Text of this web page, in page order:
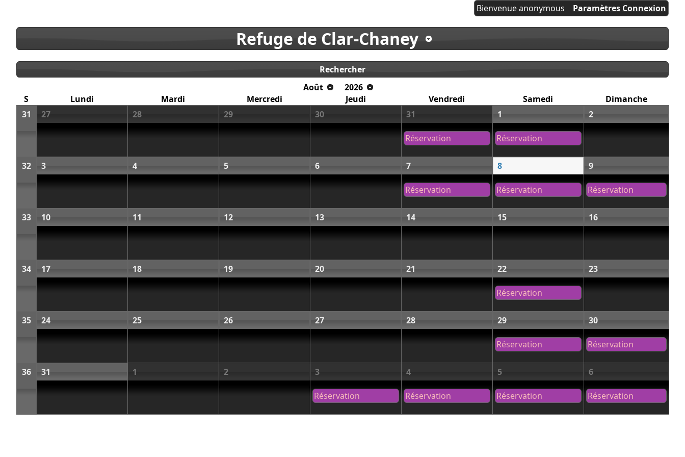
Bienvenue anonymous Paramètres Connexion
Refuge de Clar-Chaney
Rechercher
Août
2026
S
Lundi Mardi Mercredi Jeudi Vendredi Samedi
Dimanche
31
27 28 29 30 31
Réservation
1
Réservation
2
32 3 4 5 6 7
Réservation
8
Réservation
9
Réservation
33 10 11 12 13 14 15 16
34 17 18 19 20 21 22
Réservation
23
35 24 25 26 27 28 29
Réservation
30
Réservation
36 31 1 2 3
Réservation
4
Réservation
5
Réservation
6
Réservation